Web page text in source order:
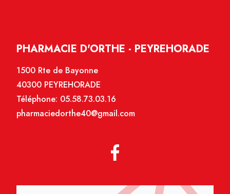
PHARMACIE D'ORTHE - PEYREHORADE
1500 Rte de Bayonne
40300 PEYREHORADE
Téléphone: 05.58.73.03.16
pharmaciedorthe40@gmail.com